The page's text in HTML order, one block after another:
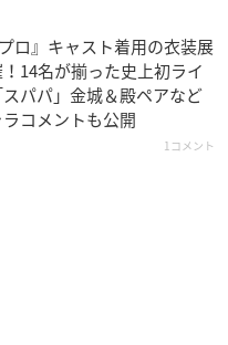
プロ』キャスト着用の衣装展
14名が揃った史上初ライ
スパパ」金城＆殿ペアなど
コメントも公開
1コメント